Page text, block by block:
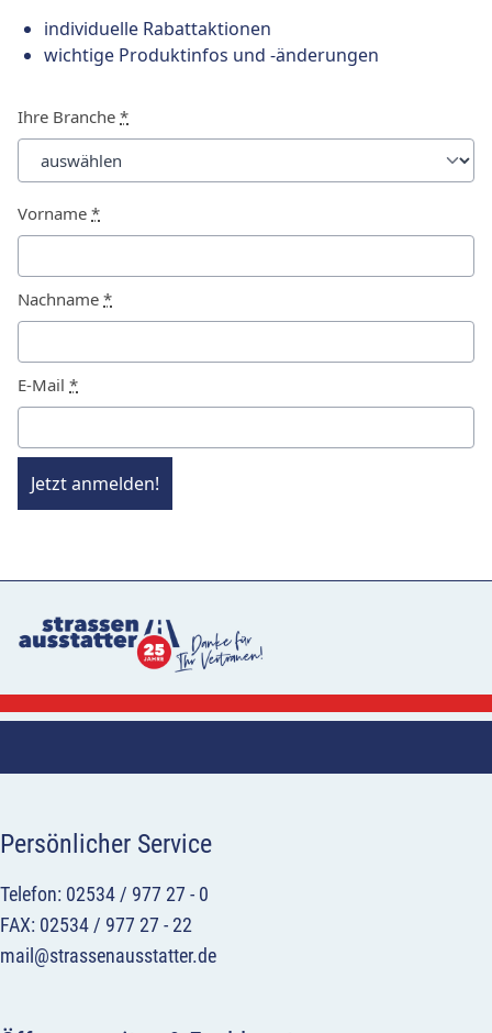
individuelle Rabattaktionen
wichtige Produktinfos und -änderungen
Ihre Branche *
Vorname *
Nachname *
E-Mail *
Jetzt anmelden!
Persönlicher Service
Telefon: 02534 / 977 27 - 0
FAX: 02534 / 977 27 - 22
mail@strassenausstatter.de